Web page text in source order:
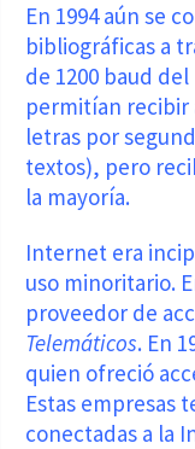
En 1994 aún se
bibliográficas a
de 1200 baud
permitían recibir
letras por
textos), pero
la mayoría.
Internet era
uso minoritario.
proveedor de
Telemáticos. En
quien ofreció
Estas empresas
conectadas a la